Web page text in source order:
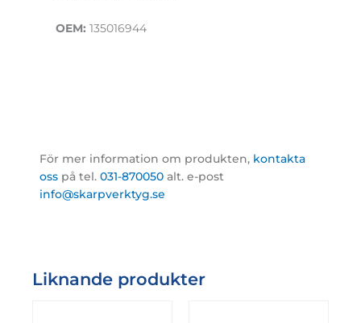
OEM:135016944
För mer information om produkten, kontakta
oss på tel.031-870050 alt. e-post
info@skarpverktyg.se
Liknande produkter